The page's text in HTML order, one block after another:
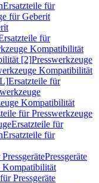
Ersatzteile für
für Geberit
für
Kompatibilität
[2]Presswerkzeuge
Kompatibilität
Ersatzteile für
Kompatibilität
für Presswerkzeuge
Ersatzteile für
Ersatzteile für
Pressgeräte
Kompatibilität
Pressgeräte